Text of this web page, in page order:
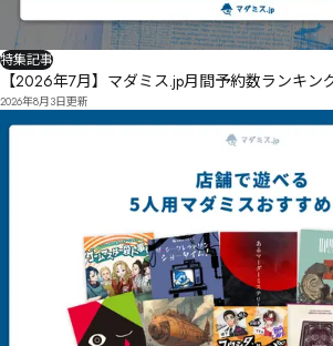
特集記事
【2026年7月】マダミス.jp月間予約数ランキン
2026年8月3日更新